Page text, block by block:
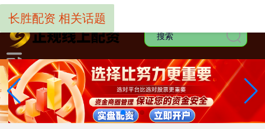
-->
长胜配资 相关话题